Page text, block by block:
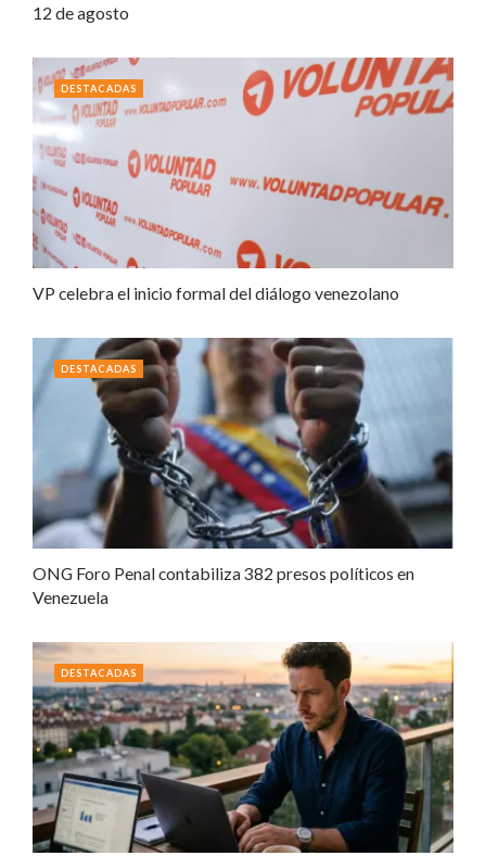
12 de agosto
VP celebra el inicio formal del diálogo venezolano
DESTACADAS
ONG Foro Penal contabiliza 382 presos políticos en
Venezuela
DESTACADAS
DESTACADAS